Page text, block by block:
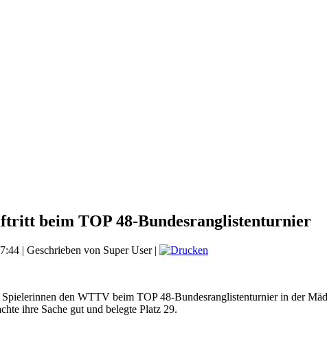
beim TOP 48-Bundesranglistenturnier
| Geschrieben von Super User|
den WTTV beim TOP 48-Bundesranglistenturnier in der
ihre Sache gut und belegte Platz 29.